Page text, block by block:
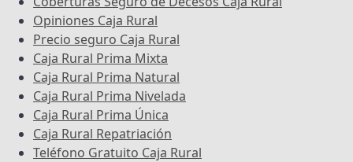
Opiniones Caja Rural
Precio seguro Caja Rural
Caja Rural Prima Mixta
Caja Rural Prima Natural
Caja Rural Prima Nivelada
Caja Rural Prima Única
Caja Rural Repatriación
Teléfono Gratuito Caja Rural